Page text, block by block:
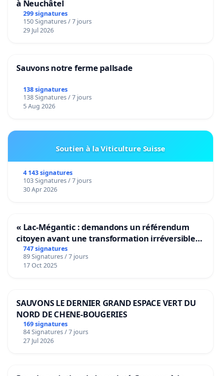
à Neuchâtel
299 signatures
150 Signatures / 7 jours
29 Jul 2026
Sauvons notre ferme pallsade
138 signatures
138 Signatures / 7 jours
5 Aug 2026
Soutien à la Viticulture Suisse
4 143 signatures
103 Signatures / 7 jours
30 Apr 2026
« Lac-Mégantic : demandons un référendum
citoyen avant une transformation irréversible
de notre territoire »
747 signatures
89 Signatures / 7 jours
17 Oct 2025
SAUVONS LE DERNIER GRAND ESPACE VERT DU
NORD DE CHENE-BOUGERIES
169 signatures
84 Signatures / 7 jours
27 Jul 2026